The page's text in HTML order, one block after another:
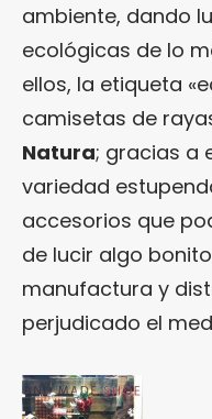
ambiente, dando
ecológicas de lo
ellos, la etiqueta
camisetas de
Natura; gracias a
variedad
accesorios que
de lucir algo
manufactura y
perjudicado el